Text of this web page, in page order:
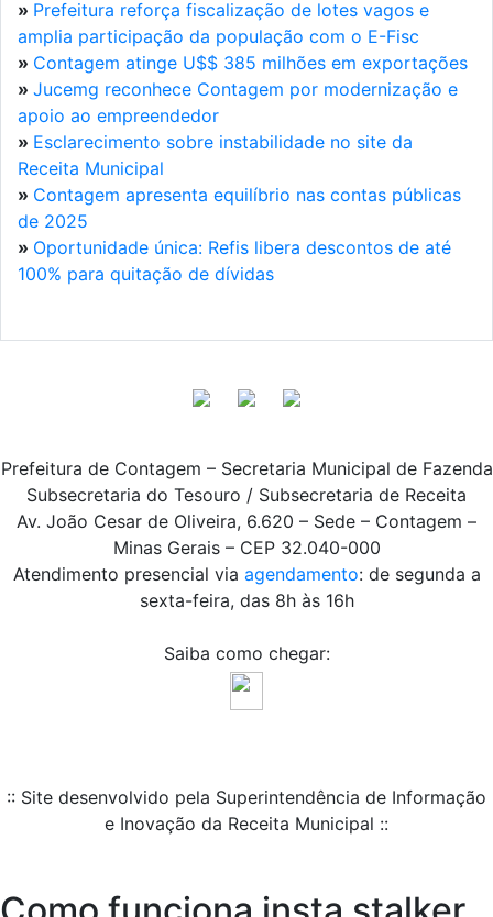
» Prefeitura reforça fiscalização de lotes vagos e
amplia participação da população com o E-Fisc
» Contagem atinge U$$ 385 milhões em exportações
» Jucemg reconhece Contagem por modernização e
apoio ao empreendedor
» Esclarecimento sobre instabilidade no site da
Receita Municipal
» Contagem apresenta equilíbrio nas contas públicas
de 2025
» Oportunidade única: Refis libera descontos de até
100% para quitação de dívidas
Prefeitura de Contagem – Secretaria Municipal de Fazenda
Subsecretaria do Tesouro / Subsecretaria de Receita
Av. João Cesar de Oliveira, 6.620 – Sede – Contagem –
Minas Gerais – CEP 32.040-000
Atendimento presencial via agendamento: de segunda a
sexta-feira, das 8h às 16h
Saiba como chegar:
:: Site desenvolvido pela Superintendência de Informação
e Inovação da Receita Municipal ::